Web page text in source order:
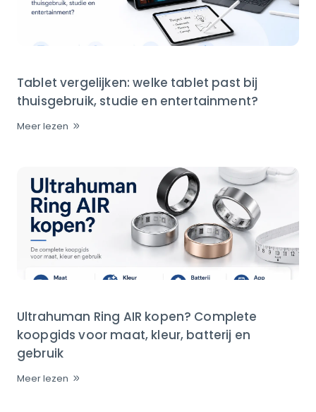
Tablet vergelijken: welke tablet past bij
thuisgebruik, studie en entertainment?
Meer lezen
Ultrahuman Ring AIR kopen? Complete
koopgids voor maat, kleur, batterij en
gebruik
Meer lezen